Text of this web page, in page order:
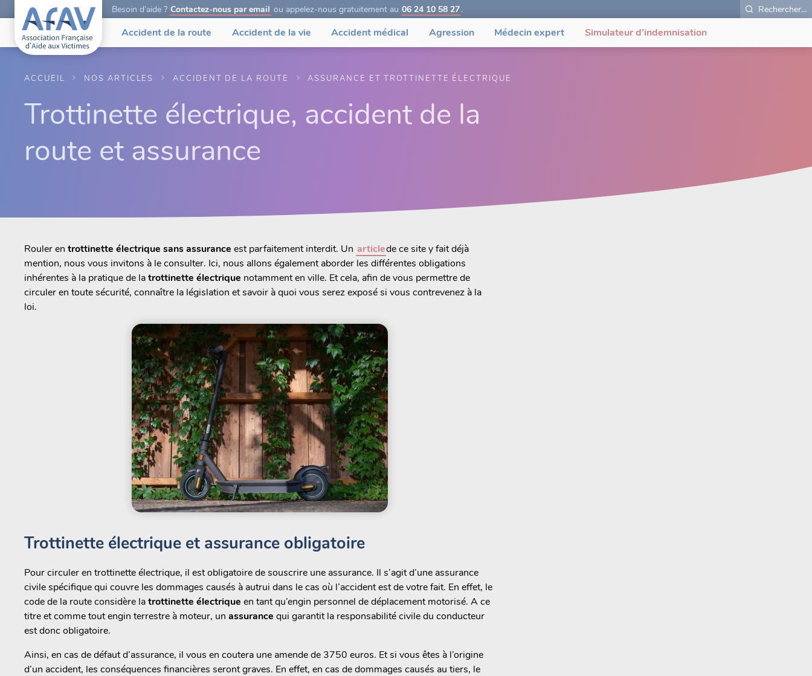
Besoin d’aide ? Contactez-nous par email ou appelez-nous gratuitement au 06 24 10 58 27. Rechercher…
Accident de la route Accident de la vie Accident médical Agression Médecin expert Simulateur d’indemnisation
ACCUEIL NOS ARTICLES ACCIDENT DE LA ROUTE ASSURANCE ET TROTTINETTE ÉLECTRIQUE
Trottinette électrique, accident de la
route et assurance
Rouler en trottinette électrique sans assurance est parfaitement interdit. Un articlede ce site y fait déjà
mention, nous vous invitons à le consulter. Ici, nous allons également aborder les différentes obligations
inhérentes à la pratique de latrottinette électrique notamment en ville. Et cela, afin de vous permettre de
circuler en toute sécurité, connaître la législation et savoir à quoi vous serez exposé si vous contrevenez à la
loi.
Trottinette électrique et assurance obligatoire
Pour circuler en trottinette électrique, il est obligatoire de souscrire une assurance. Il s’agit d’une assurance
civile spécifique qui couvre les dommages causés à autrui dans le cas où l’accident est de votre fait. En effet, le
code de la route considère latrottinette électrique en tant qu’engin personnel de déplacement motorisé. A ce
titre et comme tout engin terrestre à moteur, un assurance qui garantit la responsabilité civile du conducteur
est donc obligatoire.
Ainsi, en cas de défaut d’assurance, il vous en coutera une amende de 3750 euros. Et si vous êtes à l’origine
d’un accident, les conséquences financières seront graves. En effet, en cas de dommages causés au tiers, le